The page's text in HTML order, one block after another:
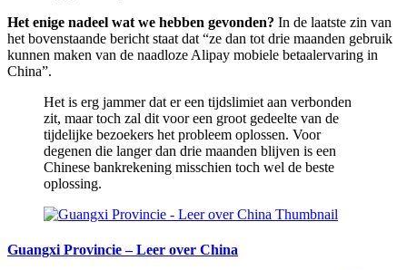
Het enige nadeel wat we hebben gevonden? In de laatste zin van
het bovenstaande bericht staat dat “ze dan tot drie maanden gebruik
kunnen maken van de naadloze Alipay mobiele betaalervaring in
China”.
Het is erg jammer dat er een tijdslimiet aan verbonden
zit, maar toch zal dit voor een groot gedeelte van de
tijdelijke bezoekers het probleem oplossen. Voor
degenen die langer dan drie maanden blijven is een
Chinese bankrekening misschien toch wel de beste
oplossing.
Guangxi Provincie – Leer over China